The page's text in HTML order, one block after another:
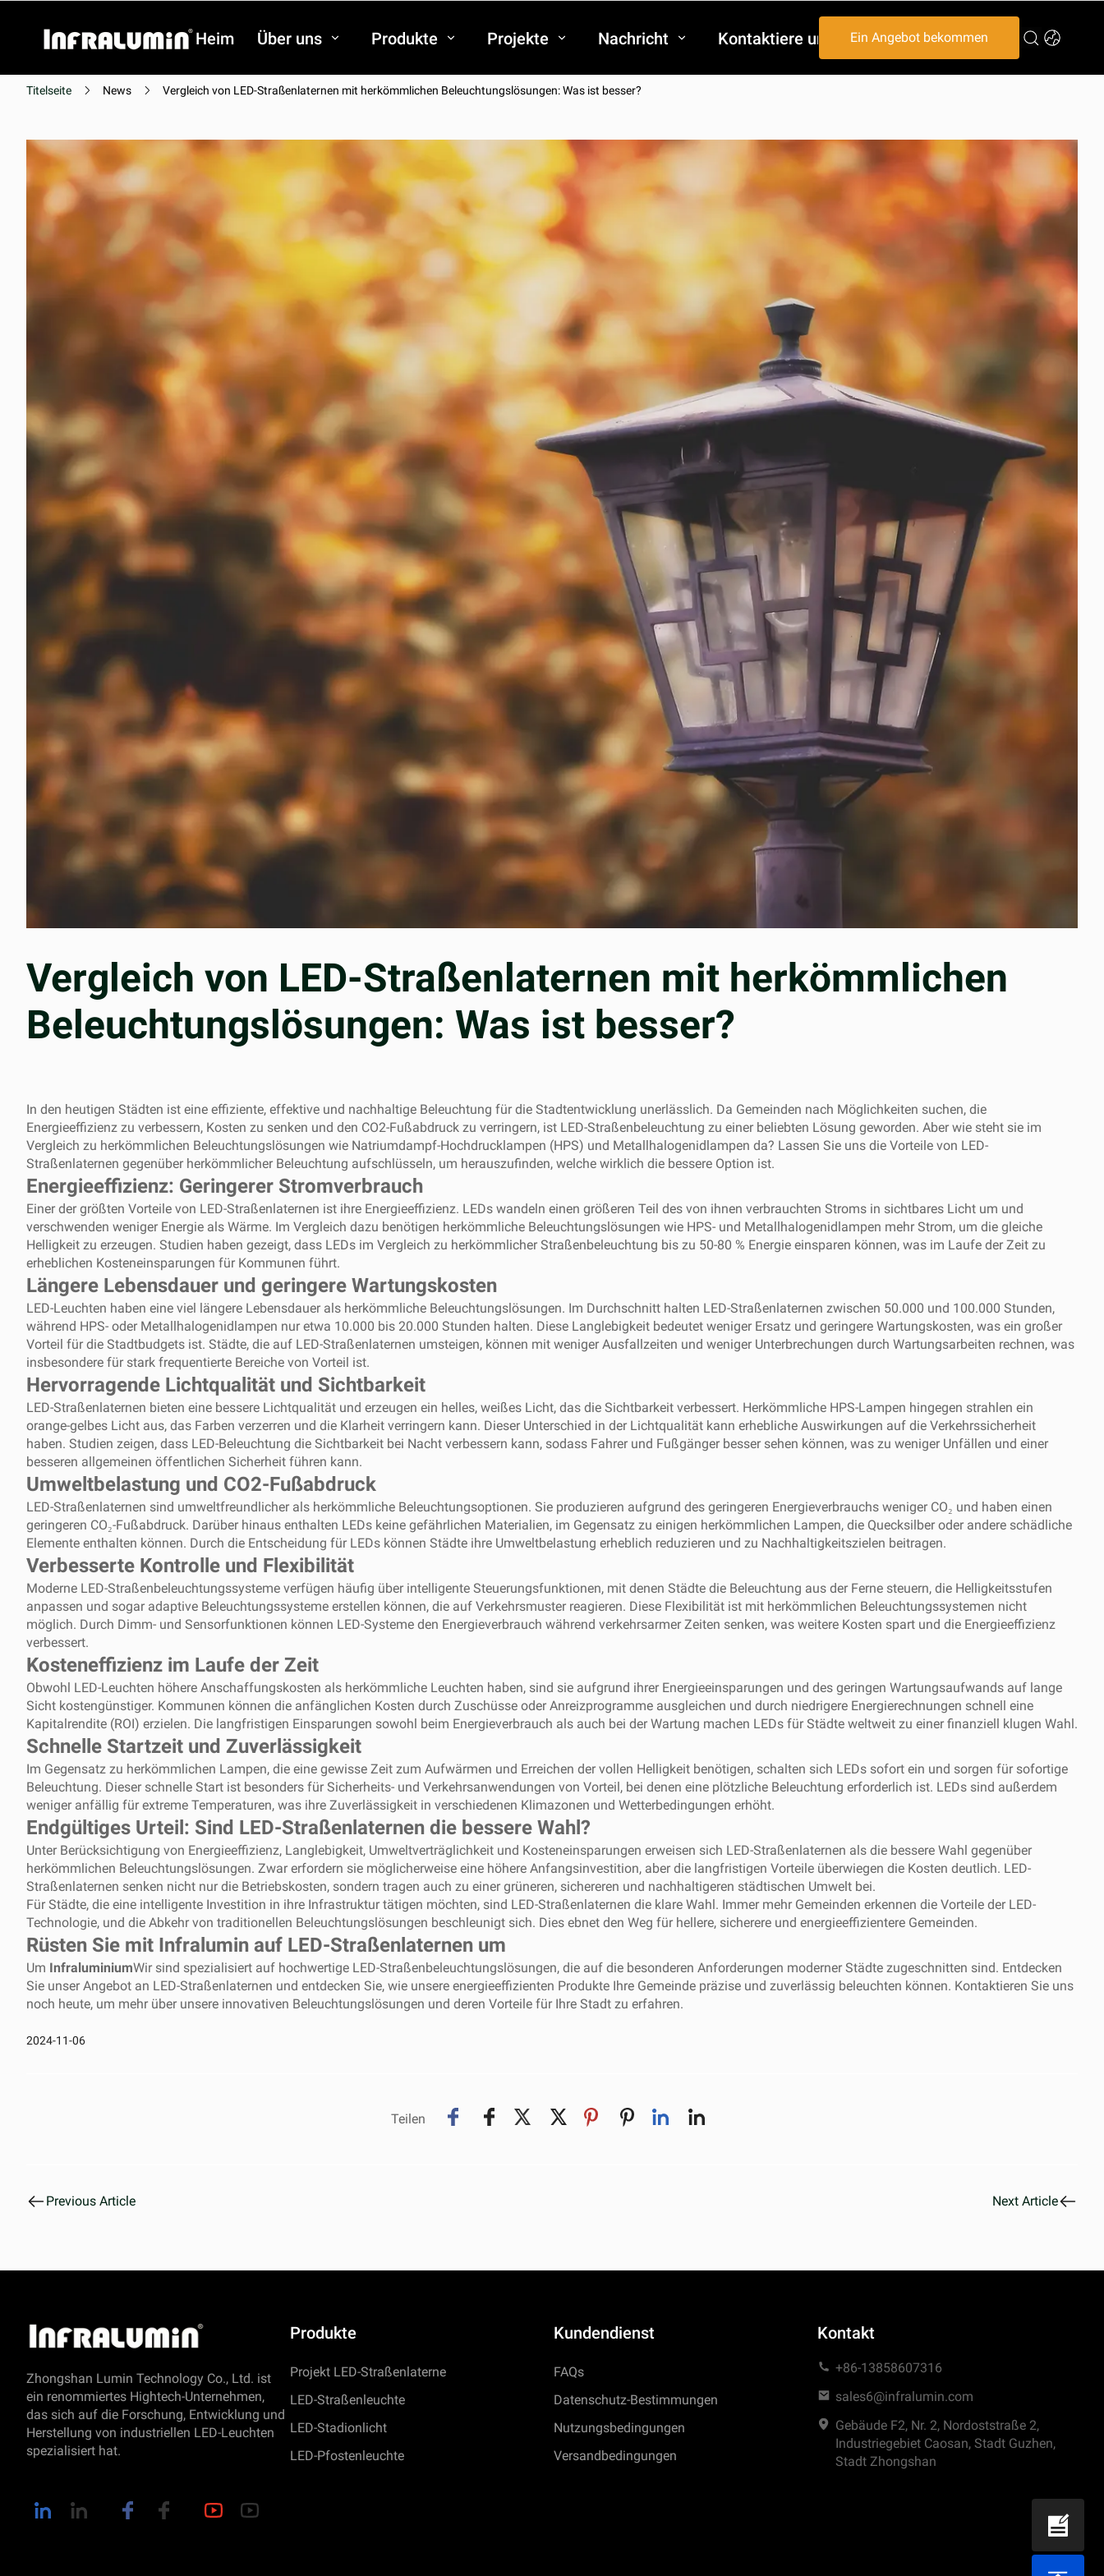
Heim Über uns Produkte Projekte Nachricht Kontaktiere uns Ein Angebot bekommen
Titelseite News Vergleich von LED-Straßenlaternen mit herkömmlichen Beleuchtungslösungen: Was ist besser?
Vergleich von LED-Straßenlaternen mit herkömmlichen
Beleuchtungslösungen: Was ist besser?
In den heutigen Städten ist eine effiziente, effektive und nachhaltige Beleuchtung für die Stadtentwicklung unerlässlich. Da Gemeinden nach Möglichkeiten suchen, die
Energieeffizienz zu verbessern, Kosten zu senken und den CO2-Fußabdruck zu verringern, ist LED-Straßenbeleuchtung zu einer beliebten Lösung geworden. Aber wie steht sie im
Vergleich zu herkömmlichen Beleuchtungslösungen wie Natriumdampf-Hochdrucklampen (HPS) und Metallhalogenidlampen da? Lassen Sie uns die Vorteile von LED-
Straßenlaternen gegenüber herkömmlicher Beleuchtung aufschlüsseln, um herauszufinden, welche wirklich die bessere Option ist.
Energieeffizienz: Geringerer Stromverbrauch
Einer der größten Vorteile von LED-Straßenlaternen ist ihre Energieeffizienz. LEDs wandeln einen größeren Teil des von ihnen verbrauchten Stroms in sichtbares Licht um und
verschwenden weniger Energie als Wärme. Im Vergleich dazu benötigen herkömmliche Beleuchtungslösungen wie HPS- und Metallhalogenidlampen mehr Strom, um die gleiche
Helligkeit zu erzeugen. Studien haben gezeigt, dass LEDs im Vergleich zu herkömmlicher Straßenbeleuchtung bis zu 50-80 % Energie einsparen können, was im Laufe der Zeit zu
erheblichen Kosteneinsparungen für Kommunen führt.
Längere Lebensdauer und geringere Wartungskosten
LED-Leuchten haben eine viel längere Lebensdauer als herkömmliche Beleuchtungslösungen. Im Durchschnitt halten LED-Straßenlaternen zwischen 50.000 und 100.000 Stunden,
während HPS- oder Metallhalogenidlampen nur etwa 10.000 bis 20.000 Stunden halten. Diese Langlebigkeit bedeutet weniger Ersatz und geringere Wartungskosten, was ein großer
Vorteil für die Stadtbudgets ist. Städte, die auf LED-Straßenlaternen umsteigen, können mit weniger Ausfallzeiten und weniger Unterbrechungen durch Wartungsarbeiten rechnen, was
insbesondere für stark frequentierte Bereiche von Vorteil ist.
Hervorragende Lichtqualität und Sichtbarkeit
LED-Straßenlaternen bieten eine bessere Lichtqualität und erzeugen ein helles, weißes Licht, das die Sichtbarkeit verbessert. Herkömmliche HPS-Lampen hingegen strahlen ein
orange-gelbes Licht aus, das Farben verzerren und die Klarheit verringern kann. Dieser Unterschied in der Lichtqualität kann erhebliche Auswirkungen auf die Verkehrssicherheit
haben. Studien zeigen, dass LED-Beleuchtung die Sichtbarkeit bei Nacht verbessern kann, sodass Fahrer und Fußgänger besser sehen können, was zu weniger Unfällen und einer
besseren allgemeinen öffentlichen Sicherheit führen kann.
Umweltbelastung und CO2-Fußabdruck
LED-Straßenlaternen sind umweltfreundlicher als herkömmliche Beleuchtungsoptionen. Sie produzieren aufgrund des geringeren Energieverbrauchs weniger CO₂ und haben einen
geringeren CO₂-Fußabdruck. Darüber hinaus enthalten LEDs keine gefährlichen Materialien, im Gegensatz zu einigen herkömmlichen Lampen, die Quecksilber oder andere schädliche
Elemente enthalten können. Durch die Entscheidung für LEDs können Städte ihre Umweltbelastung erheblich reduzieren und zu Nachhaltigkeitszielen beitragen.
Verbesserte Kontrolle und Flexibilität
Moderne LED-Straßenbeleuchtungssysteme verfügen häufig über intelligente Steuerungsfunktionen, mit denen Städte die Beleuchtung aus der Ferne steuern, die Helligkeitsstufen
anpassen und sogar adaptive Beleuchtungssysteme erstellen können, die auf Verkehrsmuster reagieren. Diese Flexibilität ist mit herkömmlichen Beleuchtungssystemen nicht
möglich. Durch Dimm- und Sensorfunktionen können LED-Systeme den Energieverbrauch während verkehrsarmer Zeiten senken, was weitere Kosten spart und die Energieeffizienz
verbessert.
Kosteneffizienz im Laufe der Zeit
Obwohl LED-Leuchten höhere Anschaffungskosten als herkömmliche Leuchten haben, sind sie aufgrund ihrer Energieeinsparungen und des geringen Wartungsaufwands auf lange
Sicht kostengünstiger. Kommunen können die anfänglichen Kosten durch Zuschüsse oder Anreizprogramme ausgleichen und durch niedrigere Energierechnungen schnell eine
Kapitalrendite (ROI) erzielen. Die langfristigen Einsparungen sowohl beim Energieverbrauch als auch bei der Wartung machen LEDs für Städte weltweit zu einer finanziell klugen Wahl.
Schnelle Startzeit und Zuverlässigkeit
Im Gegensatz zu herkömmlichen Lampen, die eine gewisse Zeit zum Aufwärmen und Erreichen der vollen Helligkeit benötigen, schalten sich LEDs sofort ein und sorgen für sofortige
Beleuchtung. Dieser schnelle Start ist besonders für Sicherheits- und Verkehrsanwendungen von Vorteil, bei denen eine plötzliche Beleuchtung erforderlich ist. LEDs sind außerdem
weniger anfällig für extreme Temperaturen, was ihre Zuverlässigkeit in verschiedenen Klimazonen und Wetterbedingungen erhöht.
Endgültiges Urteil: Sind LED-Straßenlaternen die bessere Wahl?
Unter Berücksichtigung von Energieeffizienz, Langlebigkeit, Umweltverträglichkeit und Kosteneinsparungen erweisen sich LED-Straßenlaternen als die bessere Wahl gegenüber
herkömmlichen Beleuchtungslösungen. Zwar erfordern sie möglicherweise eine höhere Anfangsinvestition, aber die langfristigen Vorteile überwiegen die Kosten deutlich. LED-
Straßenlaternen senken nicht nur die Betriebskosten, sondern tragen auch zu einer grüneren, sichereren und nachhaltigeren städtischen Umwelt bei.
Für Städte, die eine intelligente Investition in ihre Infrastruktur tätigen möchten, sind LED-Straßenlaternen die klare Wahl. Immer mehr Gemeinden erkennen die Vorteile der LED-
Technologie, und die Abkehr von traditionellen Beleuchtungslösungen beschleunigt sich. Dies ebnet den Weg für hellere, sicherere und energieeffizientere Gemeinden.
Rüsten Sie mit Infralumin auf LED-Straßenlaternen um
Um InfraluminiumWir sind spezialisiert auf hochwertige LED-Straßenbeleuchtungslösungen, die auf die besonderen Anforderungen moderner Städte zugeschnitten sind. Entdecken
Sie unser Angebot an LED-Straßenlaternen und entdecken Sie, wie unsere energieeffizienten Produkte Ihre Gemeinde präzise und zuverlässig beleuchten können. Kontaktieren Sie uns
noch heute, um mehr über unsere innovativen Beleuchtungslösungen und deren Vorteile für Ihre Stadt zu erfahren.
2024-11-06
Teilen
Previous Article Next Article
Zhongshan Lumin Technology Co., Ltd. ist
ein renommiertes Hightech-Unternehmen,
das sich auf die Forschung, Entwicklung und
Herstellung von industriellen LED-Leuchten
spezialisiert hat.
Produkte
Projekt LED-Straßenlaterne
LED-Straßenleuchte
LED-Stadionlicht
LED-Pfostenleuchte
Kundendienst
FAQs
Datenschutz-Bestimmungen
Nutzungsbedingungen
Versandbedingungen
Kontakt
+86-13858607316
sales6@infralumin.com
Gebäude F2, Nr. 2, Nordoststraße 2,
Industriegebiet Caosan, Stadt Guzhen,
Stadt Zhongshan